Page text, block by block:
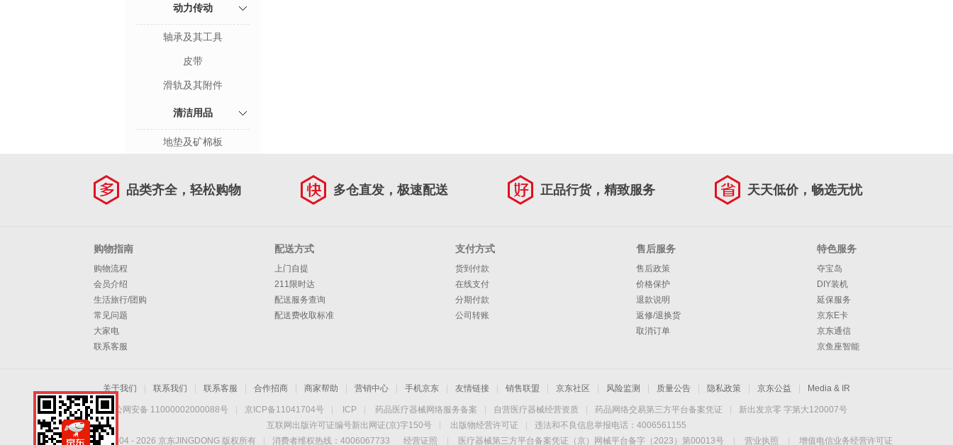
动力传动
轴承及其工具
皮带
滑轨及其附件
清洁用品
地垫及矿棉板
品类齐全，轻松购物 多仓直发，极速配送 正品行货，精致服务 天天低价，畅选无忧
购物指南
购物流程
会员介绍
生活旅行/团购
常见问题
大家电
联系客服
配送方式
上门自提
211限时达
配送服务查询
配送费收取标准
支付方式
货到付款
在线支付
分期付款
公司转账
售后服务
售后政策
价格保护
退款说明
返修/退换货
取消订单
特色服务
夺宝岛
DIY装机
延保服务
京东E卡
京东通信
京鱼座智能
关于我们 联系我们 联系客服 合作招商 商家帮助 营销中心 手机京东 友情链接 销售联盟 京东社区 风险监测 质量公告 隐私政策 京东公益 Media & IR
京公网安备 11000002000088号 京ICP备11041704号 ICP 药品医疗器械网络服务备案 自营医疗器械经营资质 药品网络交易第三方平台备案凭证
新出发京零 字第大120007号
互联网出版许可证编号新出网证(京)字150号
出版物经营许可证
违法和不良信息举报电话：4006561155
Copyright © 2004 - 2026 京东JINGDONG 版权所有 消费者维权热线：4006067733 经营证照 医疗器械第三方平台备案凭证（京）网械平台备字（2023）第00013号 营业执照 增值电信业务经营许可证